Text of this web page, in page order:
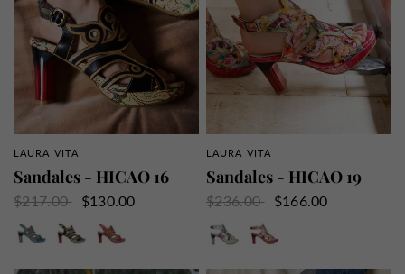
APERÇU RAPIDE
LAURA VITA
Sandales - HICAO 16
$217.00
$130.00
APERÇU RAPIDE
LAURA VITA
Sandales - HICAO 19
$236.00
$166.00